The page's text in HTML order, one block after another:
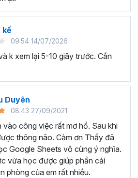
chỉ biết đến các kỹ năng cơ bản,
ưu cho công việc.
người thường xuyên phải làm
tích và báo cáo cho quản lý.
dữ liệu, lên kế hoạch tài chính, phân
định kinh doanh,...
viên cần sử dụng Google Sheet
học tập và nghiên cứu, chia sẻ và
bài tập nhóm,...
trình Google
bạn sẽ thành
kế
09:54 14/07/2026
k xem lại 5-10 giây trước. Cần
Duyên
08:43 27/09/2021
vào công việc rất mơ hồ. Sau khi
thông não. Cảm ơn Thầy đã
Google Sheets vô cùng ý nghĩa.
vừa học được giúp phần cải
phòng của em rất nhiều.